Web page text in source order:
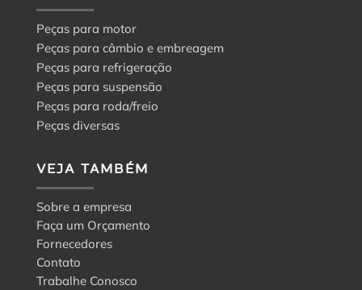
Peças para motor
Peças para câmbio e embreagem
Peças para refrigeração
Peças para suspensão
Peças para roda/freio
Peças diversas
VEJA TAMBÉM
Sobre a empresa
Faça um Orçamento
Fornecedores
Contato
Trabalhe Conosco